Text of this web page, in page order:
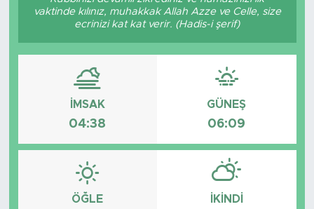
vaktinde kılınız, muhakkak Allah Azze ve Celle, size
ecrinizi kat kat verir. (Hadis-i şerif)
İMSAK
04:38
GÜNEŞ
06:09
ÖĞLE İKINDI
Bölge
Magazin
Sektör